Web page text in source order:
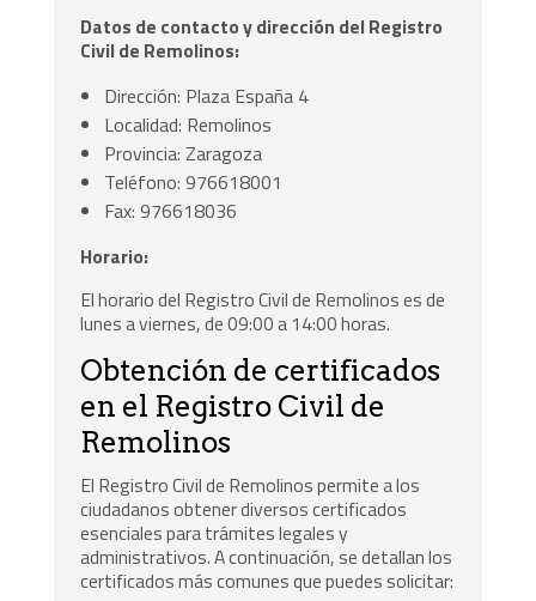
Datos de contacto y dirección del Registro
Civil de Remolinos:
Dirección: Plaza España 4
Localidad: Remolinos
Provincia: Zaragoza
Teléfono: 976618001
Fax: 976618036
Horario:
El horario del Registro Civil de Remolinos es de
lunes a viernes, de 09:00 a 14:00 horas.
Obtención de certificados
en el Registro Civil de
Remolinos
El Registro Civil de Remolinos permite a los
ciudadanos obtener diversos certificados
esenciales para trámites legales y
administrativos. A continuación, se detallan los
certificados más comunes que puedes solicitar: